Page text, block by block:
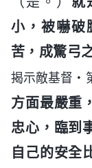
小，被嚇破
苦，成驚弓
揭示敵基督・
方面最嚴重
忠心，臨到
自己的安全